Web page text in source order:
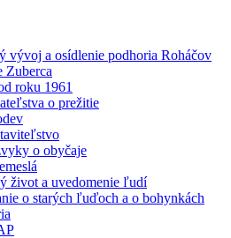
vývoj a osídlenie podhoria Roháčov
Zuberca
roku 1961
o prežitie
o obyčaje
život a uvedomenie ľudí
o starých ľuďoch a o bohynkách